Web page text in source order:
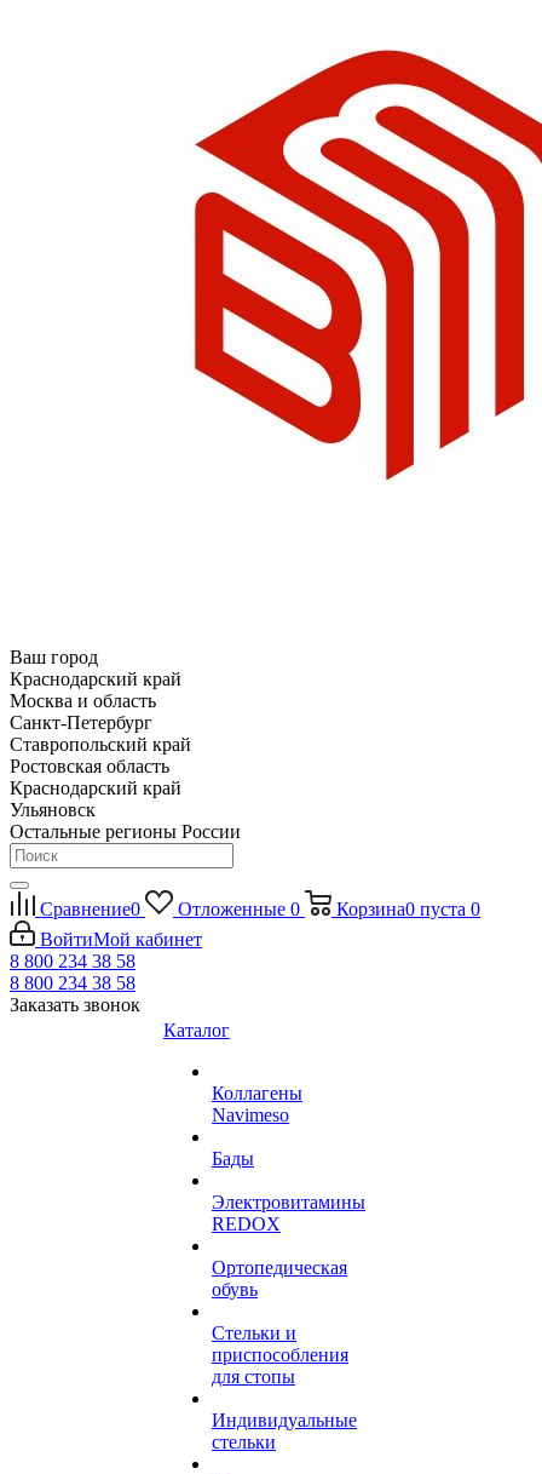
Ваш город
Краснодарский край
Москва и область
Санкт-Петербург
Ставропольский край
Ростовская область
Краснодарский край
Ульяновск
Остальные регионы России
Сравнение0 Отложенные 0 Корзина0 пуста 0
ВойтиМой кабинет
8 800 234 38 58
8 800 234 38 58
Заказать звонок
Каталог
Коллагены
Navimeso
Бады
Электровитамины
REDOX
Ортопедическая
обувь
Стельки и
приспособления
для стопы
Индивидуальные
стельки